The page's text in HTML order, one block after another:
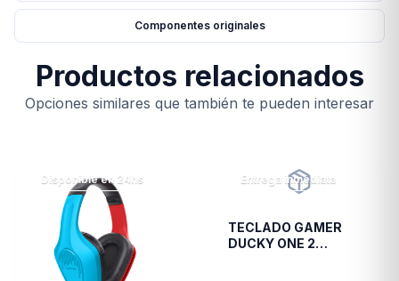
Componentes originales
Productos relacionados
Opciones similares que también te pueden interesar
Disponible en 24hs Entrega inmediata
TECLADO GAMER
DUCKY ONE 2